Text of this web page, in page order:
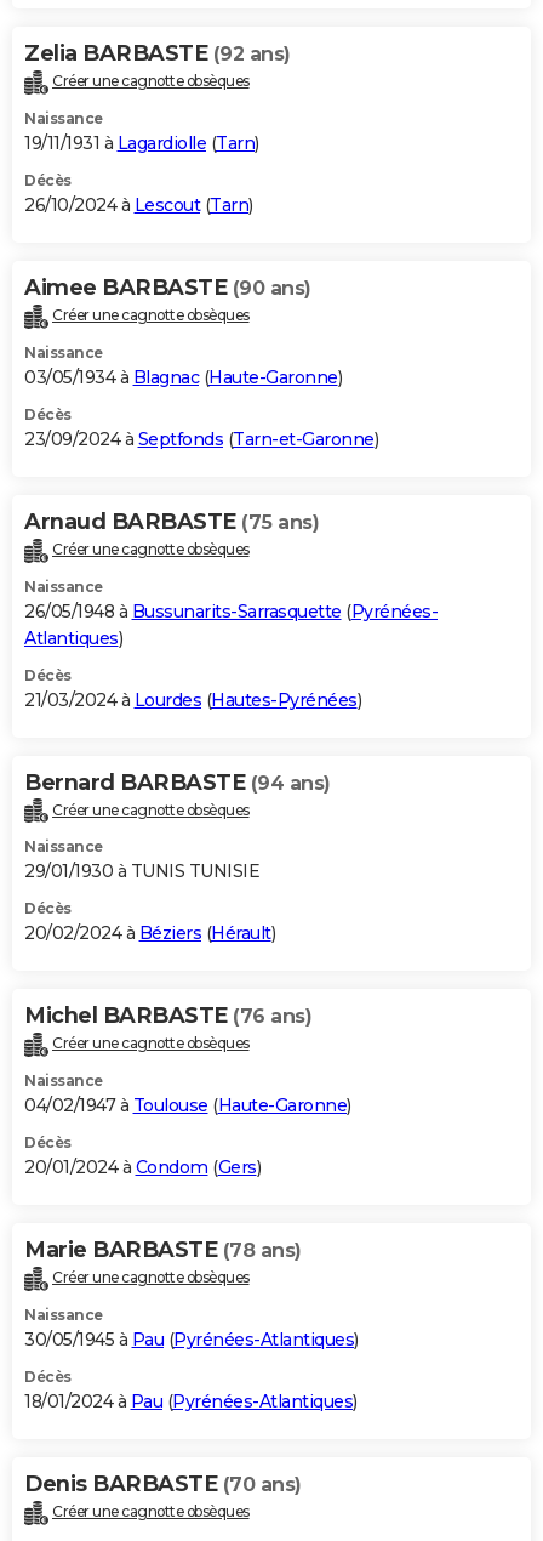
Zelia BARBASTE (92 ans)
Créer une cagnotte obsèques
Naissance
19/11/1931 à Lagardiolle (Tarn)
Décès
26/10/2024 à Lescout(Tarn)
Aimee BARBASTE (90 ans)
Créer une cagnotte obsèques
Naissance
03/05/1934 à Blagnac(Haute-Garonne)
Décès
23/09/2024 à Septfonds (Tarn-et-Garonne)
Arnaud BARBASTE (75 ans)
Créer une cagnotte obsèques
Naissance
26/05/1948 à Bussunarits-Sarrasquette (Pyrénées-
Atlantiques)
Décès
21/03/2024 à Lourdes (Hautes-Pyrénées)
Bernard BARBASTE (94 ans)
Créer une cagnotte obsèques
Naissance
29/01/1930 à TUNIS TUNISIE
Décès
20/02/2024 à Béziers (Hérault)
Michel BARBASTE (76 ans)
Créer une cagnotte obsèques
Naissance
04/02/1947 à Toulouse (Haute-Garonne)
Décès
20/01/2024 à Condom (Gers)
Marie BARBASTE (78 ans)
Créer une cagnotte obsèques
Naissance
30/05/1945 à Pau (Pyrénées-Atlantiques)
Décès
18/01/2024 à Pau (Pyrénées-Atlantiques)
Denis BARBASTE (70 ans)
Créer une cagnotte obsèques